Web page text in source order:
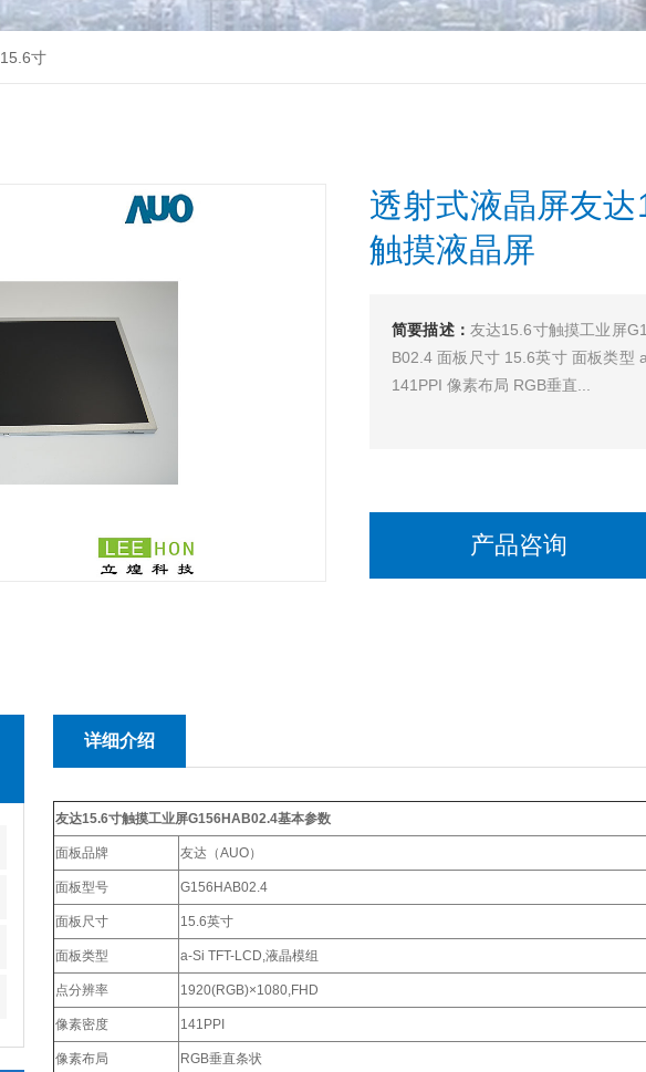
15.6寸
透射式液晶屏友
触摸液晶屏
简要描述： 友达15.6寸触摸工业屏
B02.4 面板尺寸 15.6英寸 面板类型
141PPI 像素布局 RGB垂直...
产品咨询
详细介绍
友达15.6寸触摸工业屏G156HAB02.4基本参数
面板品牌 友达（AUO）
面板型号 G156HAB02.4
面板尺寸 15.6英寸
面板类型 a-Si TFT-LCD,液晶模组
点分辨率 1920(RGB)×1080,FHD
像素密度 141PPI
像素布局 RGB垂直条状